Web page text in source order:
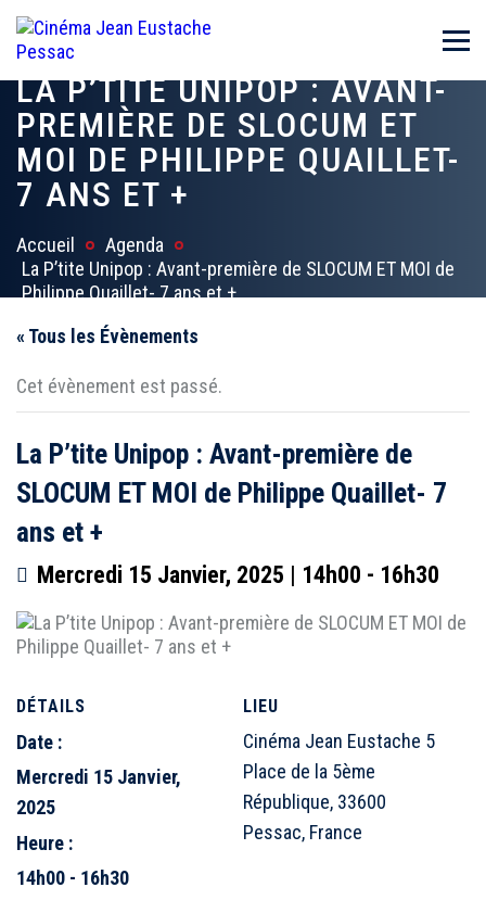
LA P’TITE UNIPOP : AVANT-
PREMIÈRE DE SLOCUM ET
MOI DE PHILIPPE QUAILLET-
7 ANS ET +
Accueil
Agenda
La P’tite Unipop : Avant-première de SLOCUM ET MOI de
Philippe Quaillet- 7 ans et +
« Tous les Évènements
Cet évènement est passé.
La P’tite Unipop : Avant-première de
SLOCUM ET MOI de Philippe Quaillet- 7
ans et +
Mercredi 15 Janvier, 2025 | 14h00 - 16h30
DÉTAILS
Date :
Mercredi 15 Janvier,
2025
Heure :
14h00 - 16h30
LIEU
Cinéma Jean Eustache 5
Place de la 5ème
République, 33600
Pessac, France